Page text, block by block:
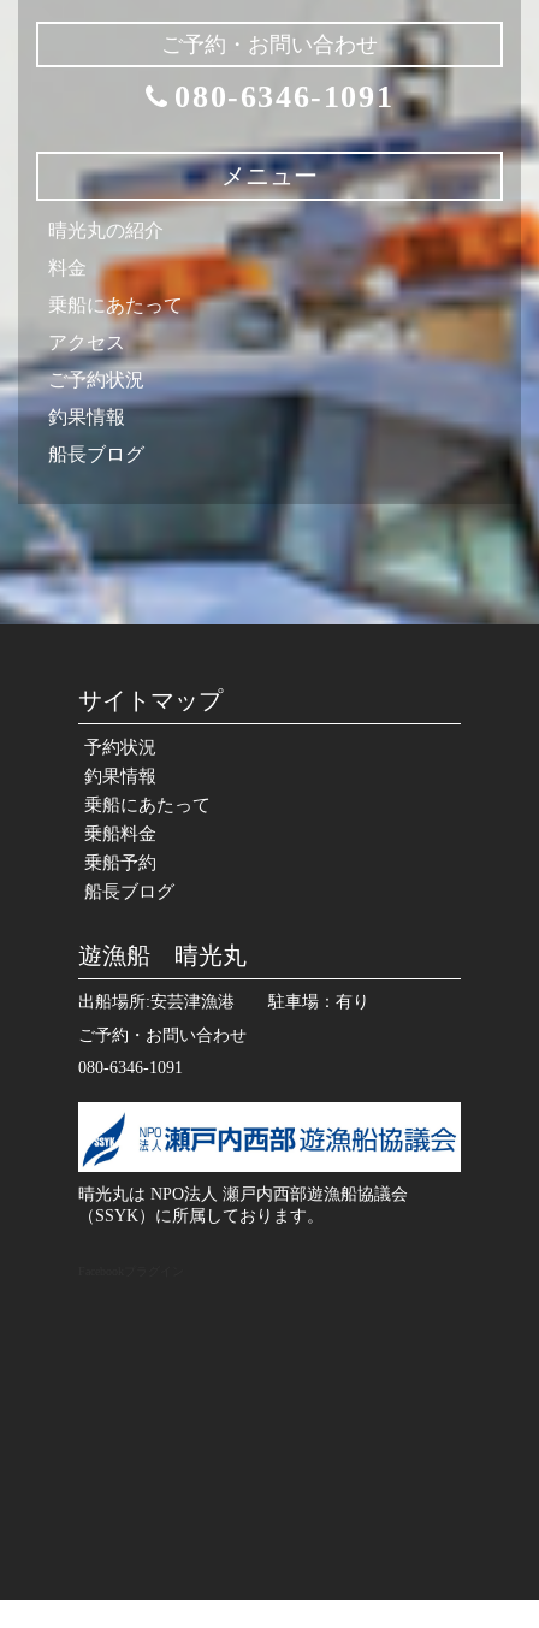
ご予約・お問い合わせ
080-6346-1091
メニュー
晴光丸の紹介
料金
乗船にあたって
アクセス
ご予約状況
釣果情報
船長ブログ
サイトマップ
予約状況
釣果情報
乗船にあたって
乗船料金
乗船予約
船長ブログ
遊漁船 晴光丸
出船場所:安芸津漁港 駐車場：有り
ご予約・お問い合わせ
080-6346-1091
晴光丸は NPO法人 瀬戸内西部遊漁船協議会
（SSYK）に所属しております。